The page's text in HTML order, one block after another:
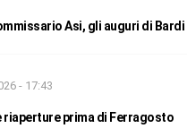
Asi, gli auguri di Bardi
- 17:43
riaperture prima di Ferragosto